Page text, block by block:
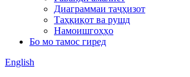
Диаграммаи таҷҳизот
Таҳқиқот ва рушд
Намоишгоҳҳо
Бо мо тамос гиред
English